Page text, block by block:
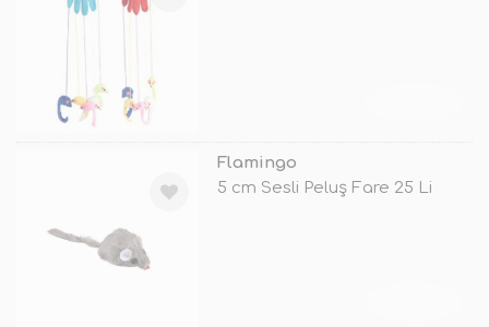
Flamingo
5 cm Sesli Peluş Fare 25 Li